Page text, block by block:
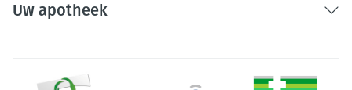
Uw apotheek